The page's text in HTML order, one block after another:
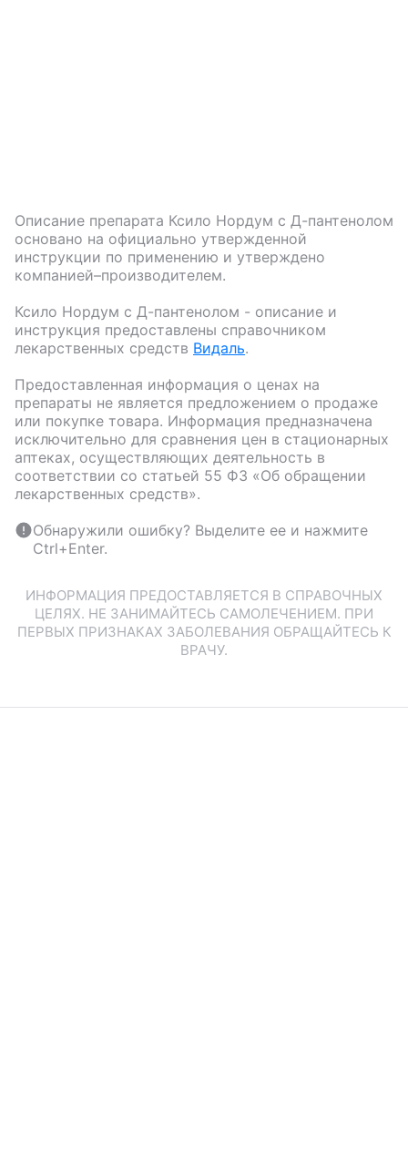
Описание препарата Ксило Нордум с Д-пантенолом
основано на официально утвержденной
инструкции по применению и утверждено
компанией–производителем.
Ксило Нордум с Д-пантенолом - описание и
инструкция предоставлены справочником
лекарственных средств Видаль.
Предоставленная информация о ценах на
препараты не является предложением о продаже
или покупке товара. Информация предназначена
исключительно для сравнения цен в стационарных
аптеках, осуществляющих деятельность в
соответствии со статьей 55 ФЗ «Об обращении
лекарственных средств».
Обнаружили ошибку? Выделите ее и нажмите
Ctrl+Enter.
ИНФОРМАЦИЯ ПРЕДОСТАВЛЯЕТСЯ В СПРАВОЧНЫХ
ЦЕЛЯХ. НЕ ЗАНИМАЙТЕСЬ САМОЛЕЧЕНИЕМ. ПРИ
ПЕРВЫХ ПРИЗНАКАХ ЗАБОЛЕВАНИЯ ОБРАЩАЙТЕСЬ К
ВРАЧУ.